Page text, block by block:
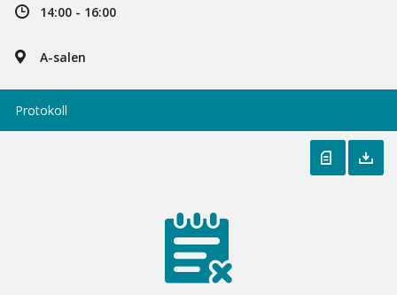
14:00 - 16:00
A-salen
Protokoll